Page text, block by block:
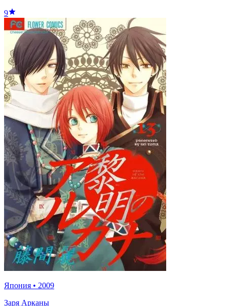
9
Япония • 2009
Заря Арканы